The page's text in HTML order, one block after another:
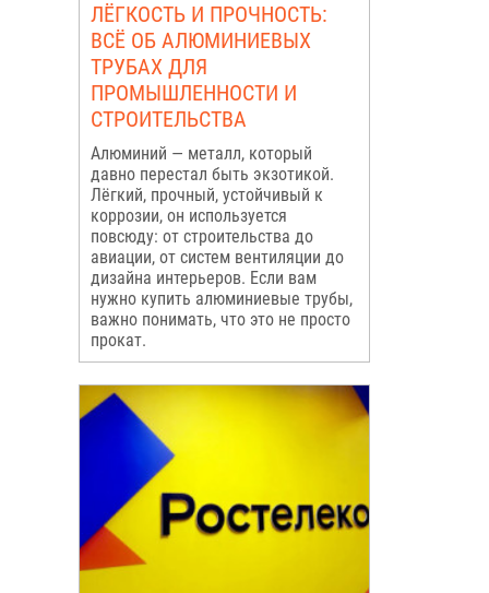
ЛЁГКОСТЬ И ПРОЧНОСТЬ:
ВСЁ ОБ АЛЮМИНИЕВЫХ
ТРУБАХ ДЛЯ
ПРОМЫШЛЕННОСТИ И
СТРОИТЕЛЬСТВА
Алюминий — металл, который
давно перестал быть экзотикой.
Лёгкий, прочный, устойчивый к
коррозии, он используется
повсюду: от строительства до
авиации, от систем вентиляции до
дизайна интерьеров. Если вам
нужно купить алюминиевые трубы,
важно понимать, что это не просто
прокат.